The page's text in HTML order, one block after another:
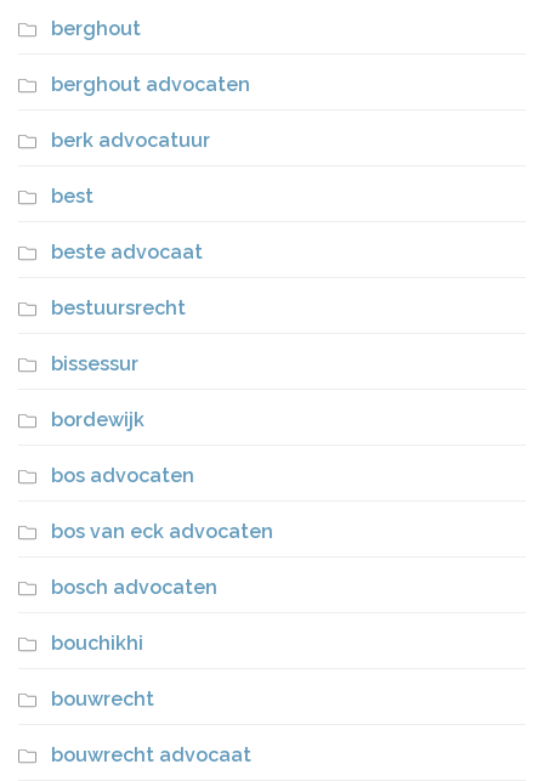
berghout
berghout advocaten
berk advocatuur
best
beste advocaat
bestuursrecht
bissessur
bordewijk
bos advocaten
bos van eck advocaten
bosch advocaten
bouchikhi
bouwrecht
bouwrecht advocaat